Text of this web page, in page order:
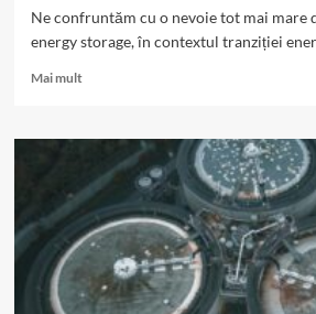
Ne confruntăm cu o nevoie tot mai mare
energy storage, în contextul tranziției
Mai multRead
Energy
Storage:
Cum
să
alegi
între
baterii
litiu-
ion